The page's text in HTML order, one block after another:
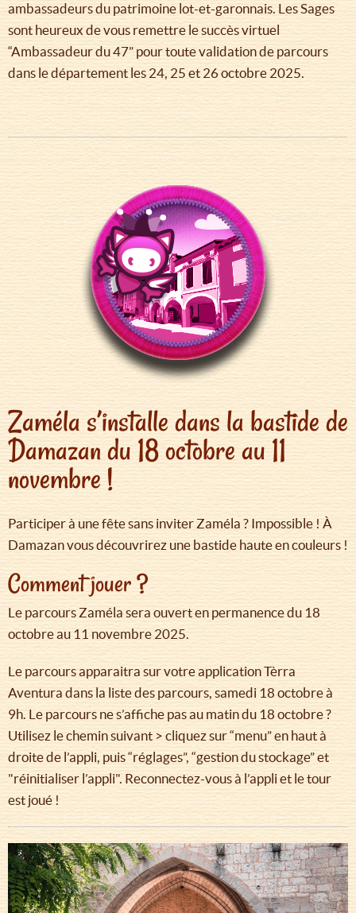
ambassadeurs du patrimoine lot-et-garonnais. Les Sages
sont heureux de vous remettre le succès virtuel
“Ambassadeur du 47” pour toute validation de parcours
dans le département les 24, 25 et 26 octobre 2025.
Zaméla s’installe dans la bastide de
Damazan du 18 octobre au 11
novembre !
Participer à une fête sans inviter Zaméla ? Impossible ! À
Damazan vous découvrirez une bastide haute en couleurs !
Comment jouer ?
Le parcours Zaméla sera ouvert en permanence du 18
octobre au 11 novembre 2025.
Le parcours apparaitra sur votre application Tèrra
Aventura dans la liste des parcours, samedi 18 octobre à
9h. Le parcours ne s’affiche pas au matin du 18 octobre ?
Utilisez le chemin suivant > cliquez sur “menu” en haut à
droite de l’appli, puis “réglages”, “gestion du stockage” et
"réinitialiser l’appli". Reconnectez-vous à l’appli et le tour
est joué !